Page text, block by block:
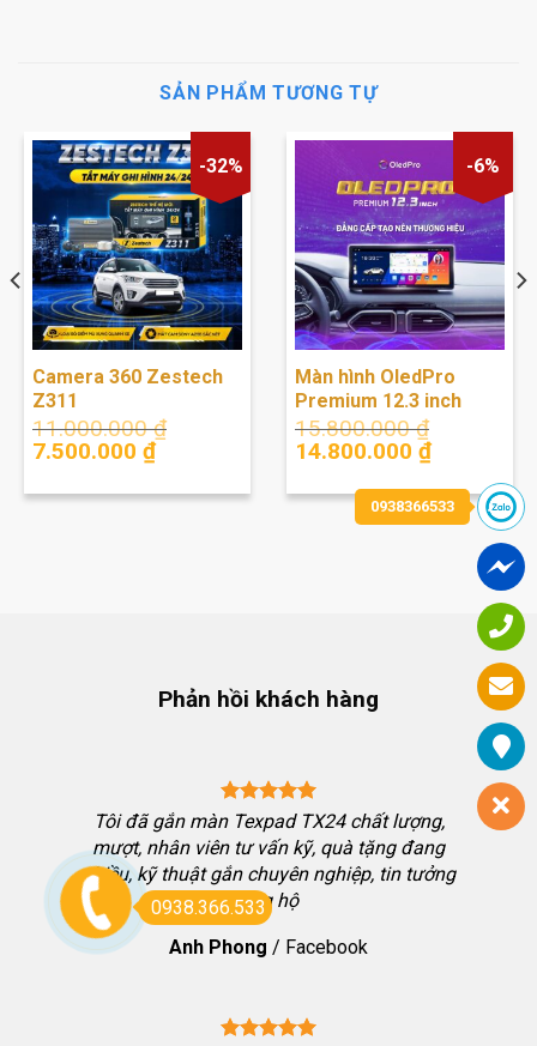
SẢN PHẨM TƯƠNG TỰ
-32%
Camera 360 Zestech
Z311
11.000.000₫
Giá
là:
7.500.000 ₫Giá
tại
-6%
Màn hình OledPro
Premium 12.3 inch
15.800.000₫
Giá
là:
15.800.000 ₫.
14.800.000 ₫Giá
tại
là:
Phản hồi khách hàng
Tôi đã gắn màn Texpad TX24 chất lượng,
mượt, nhân viên tư vấn kỹ, quà tặng đang
nhiều, kỹ thuật gắn chuyên nghiệp, tin tưởng
ủng hộ
Anh Phong / Facebook
đặt
chơi
0938.366.533
0938366533